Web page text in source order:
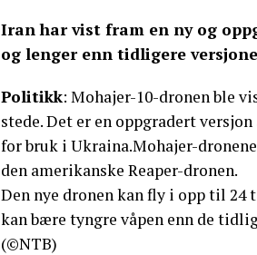
Iran har vist fram en ny og
og lenger enn tidligere
Politikk: Mohajer-10-dronen ble
stede. Det er en oppgradert
for bruk i Ukraina.Mohajer-
den amerikanske Reaper-dronen.
Den nye dronen kan fly i opp til 24
kan bære tyngre våpen enn de
(©NTB)